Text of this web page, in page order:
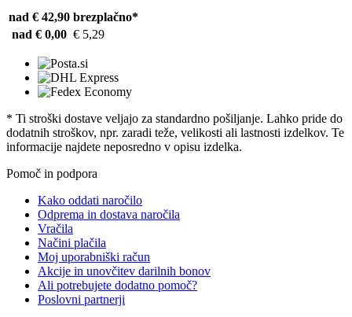
nad € 42,90 brezplačno*
nad € 0,00 € 5,29
* Ti stroški dostave veljajo za standardno pošiljanje. Lahko pride do
dodatnih stroškov, npr. zaradi teže, velikosti ali lastnosti izdelkov. Te
informacije najdete neposredno v opisu izdelka.
Pomoč in podpora
Kako oddati naročilo
Odprema in dostava naročila
Vračila
Načini plačila
Moj uporabniški račun
Akcije in unovčitev darilnih bonov
Ali potrebujete dodatno pomoč?
Poslovni partnerji